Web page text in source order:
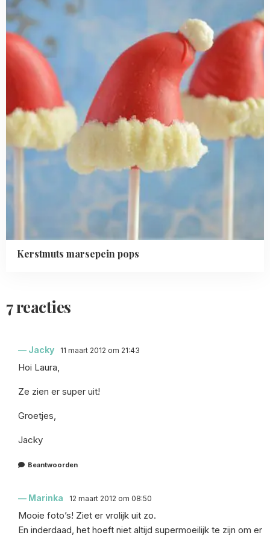
Kerstmuts marsepein pops
pops
7 reacties
Jacky 11 maart 2012 om 21:43
Hoi Laura,
Ze zien er super uit!
Groetjes,
Jacky
Beantwoorden
Marinka 12 maart 2012 om 08:50
Mooie foto’s! Ziet er vrolijk uit zo.
En inderdaad, het hoeft niet altijd supermoeilijk te zijn om er